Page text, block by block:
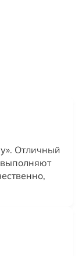
Отличный